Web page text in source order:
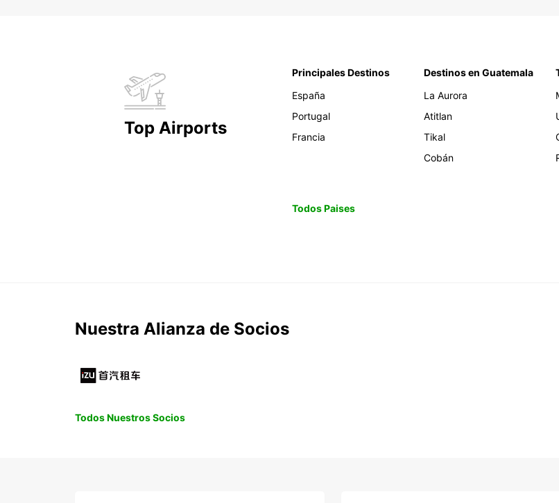
Top Airports
Principales Destinos
España
Portugal
Francia
Destinos en Guatemala
La Aurora
Atitlan
Tikal
Cobán
Todos Paises
Nuestra Alianza de Socios
Todos Nuestros Socios